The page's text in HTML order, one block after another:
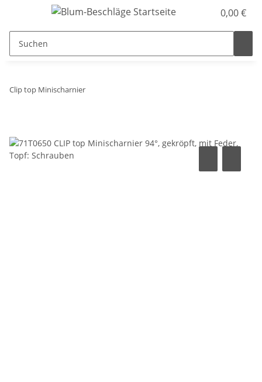
0,00 €
Clip top Minischarnier